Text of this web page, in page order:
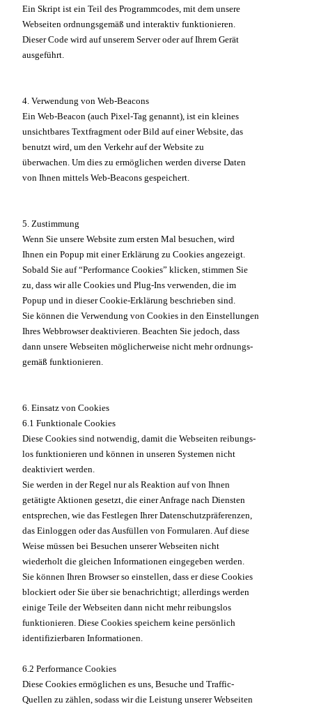
Ein Skript ist ein Teil des Programmcodes, mit dem unsere
Webseiten ordnungsgemäß und interaktiv funktionieren.
Dieser Code wird auf unserem Server oder auf Ihrem Gerät
ausgeführt.
4. Verwendung von Web-Beacons
Ein Web-Beacon (auch Pixel-Tag genannt), ist ein kleines
unsichtbares Textfragment oder Bild auf einer Website, das
benutzt wird, um den Verkehr auf der Website zu
überwachen. Um dies zu ermöglichen werden diverse Daten
von Ihnen mittels Web-Beacons gespeichert.
5. Zustimmung
Wenn Sie unsere Website zum ersten Mal besuchen, wird
Ihnen ein Popup mit einer Erklärung zu Cookies angezeigt.
Sobald Sie auf “Performance Cookies” klicken, stimmen Sie
zu, dass wir alle Cookies und Plug-Ins verwenden, die im
Popup und in dieser Cookie-Erklärung beschrieben sind.
Sie können die Verwendung von Cookies in den Einstellungen
Ihres Webbrowser deaktivieren. Beachten Sie jedoch, dass
dann unsere Webseiten möglicherweise nicht mehr ordnungs-
gemäß funktionieren.
6. Einsatz von Cookies
6.1 Funktionale Cookies
Diese Cookies sind notwendig, damit die Webseiten reibungs-
los funktionieren und können in unseren Systemen nicht
deaktiviert werden.
Sie werden in der Regel nur als Reaktion auf von Ihnen
getätigte Aktionen gesetzt, die einer Anfrage nach Diensten
entsprechen, wie das Festlegen Ihrer Datenschutzpräferenzen,
das Einloggen oder das Ausfüllen von Formularen. Auf diese
Weise müssen bei Besuchen unserer Webseiten nicht
wiederholt die gleichen Informationen eingegeben werden.
Sie können Ihren Browser so einstellen, dass er diese Cookies
blockiert oder Sie über sie benachrichtigt; allerdings werden
einige Teile der Webseiten dann nicht mehr reibungslos
funktionieren. Diese Cookies speichern keine persönlich
identifizierbaren Informationen.
6.2 Performance Cookies
Diese Cookies ermöglichen es uns, Besuche und Traffic-
Quellen zu zählen, sodass wir die Leistung unserer Webseiten